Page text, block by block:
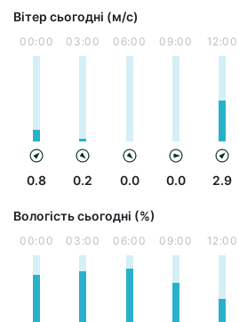
Вітер сьогодні (м/с)
00:00
0.8
03:00
0.2
06:00
0.0
09:00
0.0
12:00
2.9
Вологість сьогодні (%)
00:00 03:00 06:00 09:00 12:00